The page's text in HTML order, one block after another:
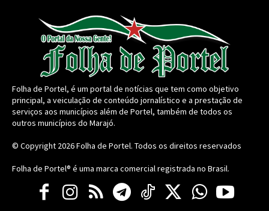
Folha de Portel, é um portal de notícias que tem como objetivo
principal, a veiculação de conteúdo jornalístico e a prestação de
serviços aos municípios além de Portel, também de todos os
outros municípios do Marajó.
© Copyright 2026Folha de Portel. Todos os direitos reservados
Folha de Portel® é uma marca comercial registrada no Brasil.